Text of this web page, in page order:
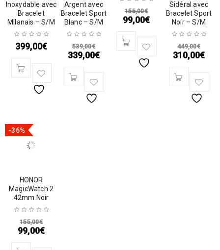
Inoxydable avec
Bracelet
Milanais – S/M
399,00€
Argent avec
Bracelet Sport
Blanc – S/M
539,00€
339,00€
155,00€
99,00€
Sidéral avec
Bracelet Sport
Noir – S/M
449,00€
310,00€
-36%
HONOR
MagicWatch 2
42mm Noir
155,00€
99,00€